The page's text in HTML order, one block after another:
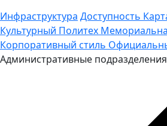
Инфраструктура Доступность
Культурный Политех
Корпоративный стиль
Административные подразделения